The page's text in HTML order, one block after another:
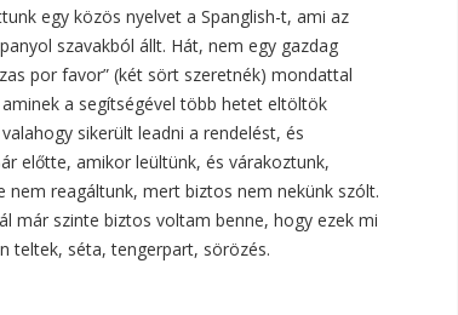
egy közös nyelvet a Spanglish-t, ami az
szavakból állt. Hát, nem egy gazdag
por favor” (két sört szeretnék) mondattal
a segítségével több hetet eltöltök
sikerült leadni a rendelést, és
előtte, amikor leültünk, és várakoztunk,
nem reagáltunk, mert biztos nem nekünk szólt.
már szinte biztos voltam benne, hogy ezek mi
teltek, séta, tengerpart, sörözés.